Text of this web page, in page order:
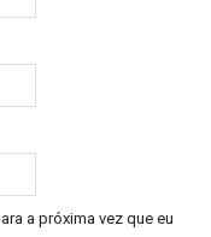
a próxima vez que eu